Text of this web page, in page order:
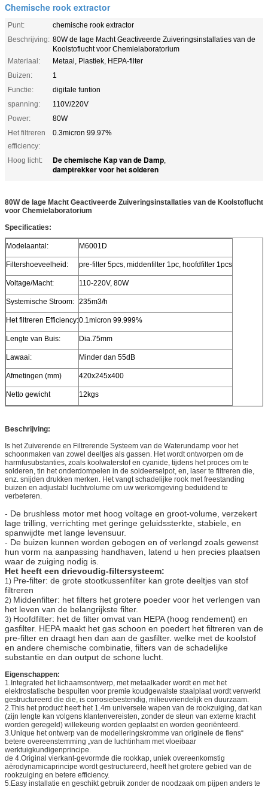
Chemische rook extractor
Punt:
chemische rook extractor
Beschrijving: 80W de lage Macht Geactiveerde Zuiveringsinstallaties van de
Koolstoflucht voor Chemielaboratorium
Materiaal:
Metaal, Plastiek, HEPA-filter
Buizen:
1
Functie:
digitale funtion
spanning:
110V/220V
Power:
80W
Het filtreren
efficiency:
0.3micron 99.97%
Hoog licht: De chemische Kap van de Damp,
damptrekker voor het solderen
80W de lage Macht Geactiveerde Zuiveringsinstallaties van de Koolstoflucht
voor Chemielaboratorium
Specificaties:
Modelaantal: M6001D
Filtershoeveelheid: pre-filter 5pcs, middenfilter 1pc, hoofdfilter 1pcs
Voltage/Macht: 110-220V, 80W
Systemische Stroom: 235m3/h
Het filtreren Efficiency:0.1micron 99.999%
Lengte van Buis: Dia.75mm
Lawaai: Minder dan 55dB
Afmetingen (mm) 420x245x400
Netto gewicht 12kgs
Beschrijving:
Is het Zuiverende en Filtrerende Systeem van de Waterundamp voor het
schoonmaken van zowel deeltjes als gassen. Het wordt ontworpen om de
harmfusubstanties, zoals koolwaterstof en cyanide, tijdens het proces om te
solderen, tin het onderdompelen in de soldeerselpot, en, laser te filtreren die,
enz. snijden drukken merken. Het vangt schadelijke rook met freestanding
buizen en adjustabl luchtvolume om uw werkomgeving beduidend te
verbeteren.
- De brushless motor met hoog voltage en groot-volume, verzekert
lage trilling, verrichting met geringe geluidssterkte, stabiele, en
spanwijdte met lange levensuur.
- De buizen kunnen worden gebogen en of verlengd zoals gewenst
hun vorm na aanpassing handhaven, latend u hen precies plaatsen
waar de zuiging nodig is.
Het heeft een drievoudig-filtersysteem:
1) Pre-filter: de grote stootkussenfilter kan grote deeltjes van stof
filtreren
2) Middenfilter: het filters het grotere poeder voor het verlengen van
het leven van de belangrijkste filter.
3) Hoofdfilter: het de filter omvat van HEPA (hoog rendement) en
gasfilter. HEPA maakt het gas schoon en poedert het filtreren van de
pre-filter en draagt hen dan aan de gasfilter. welke met de koolstof
en andere chemische combinatie, filters van de schadelijke
substantie en dan output de schone lucht.
Eigenschappen:
1.Integrated het lichaamsontwerp, met metaalkader wordt en met het
elektrostatische bespuiten voor premie koudgewalste staalplaat wordt verwerkt
gestructureerd die die, is corrosiebestendig, milieuvriendelijk en duurzaam.
2.This het product heeft het 1.4m universele wapen van de rookzuiging, dat kan
(zijn lengte kan volgens klantenvereisten, zonder de steun van externe kracht
worden geregeld) willekeurig worden geplaatst en worden georiënteerd.
3.Unique het ontwerp van de modelleringskromme van originele de flens“
betere overeenstemming „van de luchtinham met vloeibaar
werktuigkundigenprincipe.
de 4.Original vierkant-gevormde die rookkap, uniek overeenkomstig
aërodynamicaprincipe wordt gestructureerd, heeft het grotere gebied van de
rookzuiging en betere efficiency.
5.Easy installatie en geschikt gebruik zonder de noodzaak om pijpen anders te